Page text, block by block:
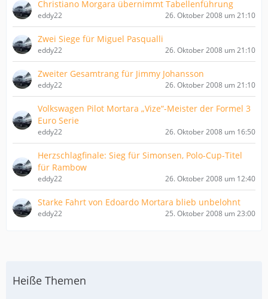
Christiano Morgara übernimmt Tabellenführung
eddy22 26. Oktober 2008 um 21:10
Zwei Siege für Miguel Pasqualli
eddy22 26. Oktober 2008 um 21:10
Zweiter Gesamtrang für Jimmy Johansson
eddy22 26. Oktober 2008 um 21:10
Volkswagen Pilot Mortara „Vize“-Meister der Formel 3
Euro Serie
eddy22 26. Oktober 2008 um 16:50
Herzschlagfinale: Sieg für Simonsen, Polo-Cup-Titel
für Rambow
eddy22 26. Oktober 2008 um 12:40
Starke Fahrt von Edoardo Mortara blieb unbelohnt
eddy22 25. Oktober 2008 um 23:00
Heiße Themen